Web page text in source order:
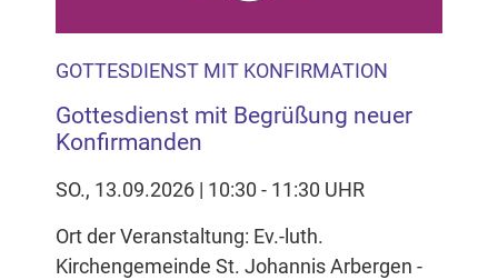
GOTTESDIENST MIT KONFIRMATION
Gottesdienst mit Begrüßung neuer
Konfirmanden
SO., 13.09.2026 | 10:30 - 11:30 UHR
Ort der Veranstaltung: Ev.-luth.
Kirchengemeinde St. Johannis Arbergen -